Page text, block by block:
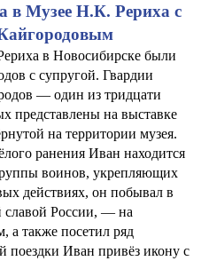
в Музее Н.К. Рериха с
в Новосибирске были
с супругой. Гвардии
— один из тридцати
представлены на выставке
на территории музея.
ранения Иван находится
воинов, укрепляющих
действиях, он побывал в
славой России, — на
а также посетил ряд
поездки Иван привёз икону с